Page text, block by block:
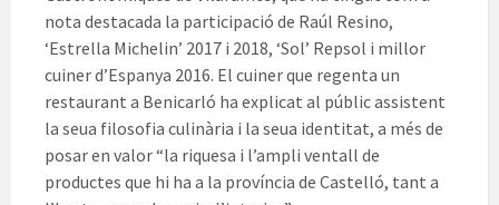
nota destacada la participació de Raúl Resino,
‘Estrella Michelin’ 2017 i 2018, ‘Sol’ Repsol i millor
cuiner d’Espanya 2016. El cuiner que regenta un
restaurant a Benicarló ha explicat al públic assistent
la seua filosofia culinària i la seua identitat, a més de
posar en valor “la riquesa i l’ampli ventall de
productes que hi ha a la província de Castelló, tant a